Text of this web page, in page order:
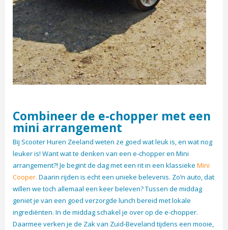
Combineer de e-chopper met een
mini arrangement
Bij Scooter Huren Zeeland weten ze goed wat leuk is, en wat nog
leuker is! Want wat te denken van een e-chopper en Mini
arrangement?! Je begint de dag met een rit in een klassieke Mini
Cooper. Daarin rijden is echt een unieke belevenis. Zo’n auto, dat
willen we toch allemaal een keer beleven? Tussen de middag
geniet je van een goed verzorgde lunch bereid met lokale
ingrediënten. In de middag schakel je over op de e-chopper.
Daarmee verken je de Zak van Zuid-Beveland tijdens een mooie,